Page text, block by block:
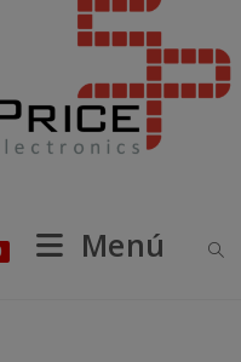
Menú